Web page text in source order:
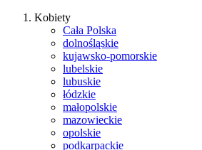
Kobiety
Cała Polska
dolnośląskie
kujawsko-pomorskie
lubelskie
lubuskie
łódzkie
małopolskie
mazowieckie
opolskie
podkarpackie